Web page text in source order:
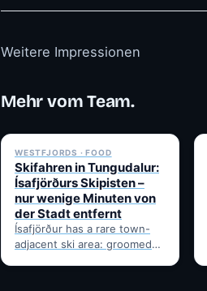
Weitere Impressionen
Mehr vom Team.
WESTFJORDS · FOOD
Skifahren in Tungudalur:
Ísafjörðurs Skipisten –
nur wenige Minuten von
der Stadt entfernt
Ísafjörður has a rare town-
adjacent ski area: groomed